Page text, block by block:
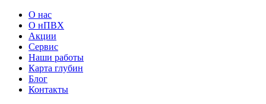
О нас
О нПВХ
Акции
Сервис
Наши работы
Карта глубин
Блог
Контакты